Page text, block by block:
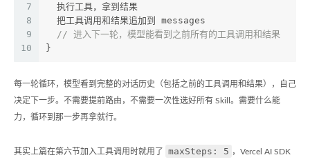
7
8
9
10
  执行工具，拿到结果
  把工具调用和结果追加到 messages
// 进入下一轮，模型能看到之前所有的工具调用和结果
}
每一轮循环，模型看到完整的对话历史（包括之前的工具调用和结果），自己
决定下一步。不需要提前路由，不需要一次性选好所有 Skill。需要什么能
力，循环到那一步再拿就行。
其实上篇在第六节加入工具调用时就用了 maxSteps: 5 ，Vercel AI SDK